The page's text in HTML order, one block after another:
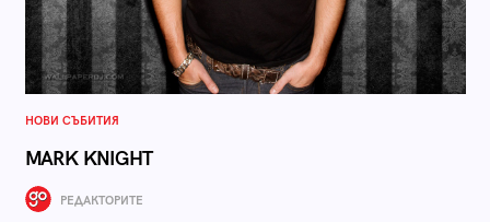
НОВИ СЪБИТИЯ
MARK KNIGHT
РЕДАКТОРИТЕ